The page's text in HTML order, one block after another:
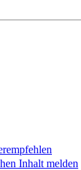
Inhalt melden